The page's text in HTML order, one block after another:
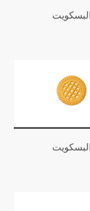
البسكويت
البسكويت